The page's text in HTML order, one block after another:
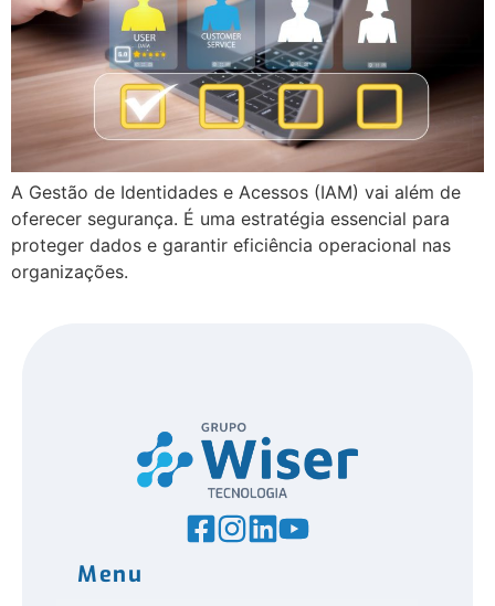
A Gestão de Identidades e Acessos (IAM) vai além de
oferecer segurança. É uma estratégia essencial para
proteger dados e garantir eficiência operacional nas
organizações.
Menu